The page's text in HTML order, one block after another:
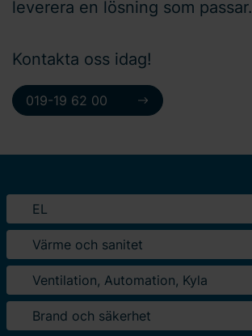
leverera en lösning som passar.
Kontakta oss idag!
019-19 62 00
EL
Värme och sanitet
Ventilation, Automation, Kyla
Brand och säkerhet